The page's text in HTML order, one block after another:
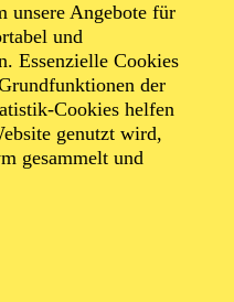
unsere Angebote für
und
Essenzielle Cookies
der
Cookies helfen
genutzt wird,
gesammelt und
Theater